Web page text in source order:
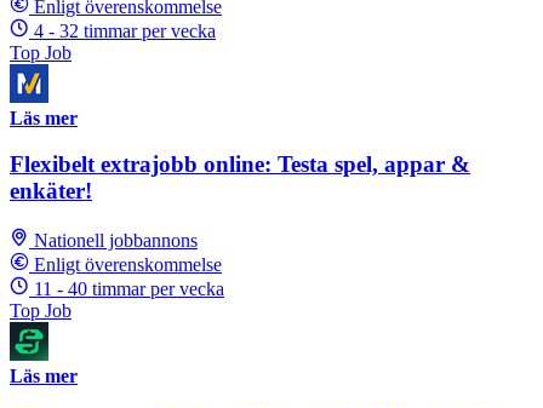
Enligt överenskommelse
4 - 32 timmar per vecka
Top Job
Läs mer
Flexibelt extrajobb online: Testa spel, appar &
enkäter!
Nationell jobbannons
Enligt överenskommelse
11 - 40 timmar per vecka
Top Job
Läs mer